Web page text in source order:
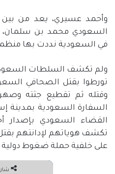
وأحمد عسيري، يعد من بين
السعودي محمد بن سلمان،
في السعودية نددت بها
ولم تكشف السلطات
تورطوا بقتل الصحافي
السفارة السعودية بمدينة
تكشف هوياتهم لإدانتهم
على خلفية حملة ضغوط